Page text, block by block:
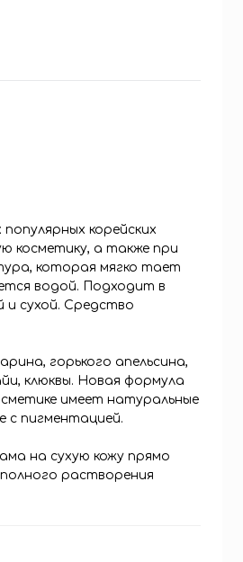
корейских
косметику, а также при
которая мягко тает
водой. Подходит в
и сухой. Средство
горького апельсина,
клюквы. Новая формула
имеет натуральные
с пигментацией.
на сухую кожу прямо
растворения